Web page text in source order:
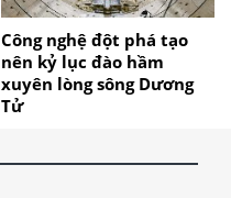
Công nghệ đột phá tạo
nên kỷ lục đào hầm
xuyên lòng sông Dương
Tử